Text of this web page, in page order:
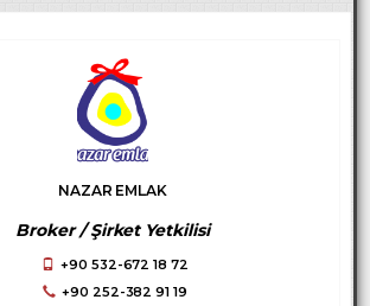
NAZAR EMLAK
Broker / Şirket Yetkilisi
+90 532-672 18 72
+90 252-382 91 19